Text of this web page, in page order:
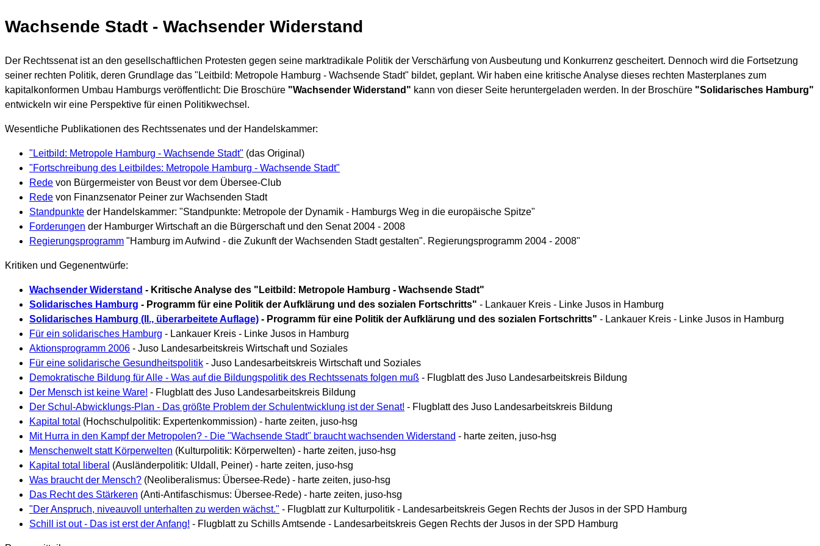
Wachsende Stadt - Wachsender Widerstand
Der Rechtssenat ist an den gesellschaftlichen Protesten gegen seine marktradikale Politik der Verschärfung von Ausbeutung und Konkurrenz gescheitert. Dennoch wird die Fortsetzung
seiner rechten Politik, deren Grundlage das "Leitbild: Metropole Hamburg - Wachsende Stadt" bildet, geplant. Wir haben eine kritische Analyse dieses rechten Masterplanes zum
kapitalkonformen Umbau Hamburgs veröffentlicht: Die Broschüre "Wachsender Widerstand" kann von dieser Seite heruntergeladen werden. In der Broschüre "Solidarisches Hamburg"
entwickeln wir eine Perspektive für einen Politikwechsel.
Wesentliche Publikationen des Rechtssenates und der Handelskammer:
"Leitbild: Metropole Hamburg - Wachsende Stadt" (das Original)
"Fortschreibung des Leitbildes: Metropole Hamburg - Wachsende Stadt"
Rede von Bürgermeister von Beust vor dem Übersee-Club
Rede von Finanzsenator Peiner zur Wachsenden Stadt
Standpunkte der Handelskammer: "Standpunkte: Metropole der Dynamik - Hamburgs Weg in die europäische Spitze"
Forderungen der Hamburger Wirtschaft an die Bürgerschaft und den Senat 2004 - 2008
Regierungsprogramm "Hamburg im Aufwind - die Zukunft der Wachsenden Stadt gestalten". Regierungsprogramm 2004 - 2008"
Kritiken und Gegenentwürfe:
Wachsender Widerstand - Kritische Analyse des "Leitbild: Metropole Hamburg - Wachsende Stadt"
Solidarisches Hamburg - Programm für eine Politik der Aufklärung und des sozialen Fortschritts" - Lankauer Kreis - Linke Jusos in Hamburg
Solidarisches Hamburg (II., überarbeitete Auflage) - Programm für eine Politik der Aufklärung und des sozialen Fortschritts" - Lankauer Kreis - Linke Jusos in Hamburg
Für ein solidarisches Hamburg - Lankauer Kreis - Linke Jusos in Hamburg
Aktionsprogramm 2006 - Juso Landesarbeitskreis Wirtschaft und Soziales
Für eine solidarische Gesundheitspolitik - Juso Landesarbeitskreis Wirtschaft und Soziales
Demokratische Bildung für Alle - Was auf die Bildungspolitik des Rechtssenats folgen muß - Flugblatt des Juso Landesarbeitskreis Bildung
Der Mensch ist keine Ware! - Flugblatt des Juso Landesarbeitskreis Bildung
Der Schul-Abwicklungs-Plan - Das größte Problem der Schulentwicklung ist der Senat! - Flugblatt des Juso Landesarbeitskreis Bildung
Kapital total (Hochschulpolitik: Expertenkommission) - harte zeiten, juso-hsg
Mit Hurra in den Kampf der Metropolen? - Die "Wachsende Stadt" braucht wachsenden Widerstand - harte zeiten, juso-hsg
Menschenwelt statt Körperwelten (Kulturpolitik: Körperwelten) - harte zeiten, juso-hsg
Kapital total liberal (Ausländerpolitik: Uldall, Peiner) - harte zeiten, juso-hsg
Was braucht der Mensch? (Neoliberalismus: Übersee-Rede) - harte zeiten, juso-hsg
Das Recht des Stärkeren (Anti-Antifaschismus: Übersee-Rede) - harte zeiten, juso-hsg
"Der Anspruch, niveauvoll unterhalten zu werden wächst." - Flugblatt zur Kulturpolitik - Landesarbeitskreis Gegen Rechts der Jusos in der SPD Hamburg
Schill ist out - Das ist erst der Anfang! - Flugblatt zu Schills Amtsende - Landesarbeitskreis Gegen Rechts der Jusos in der SPD Hamburg